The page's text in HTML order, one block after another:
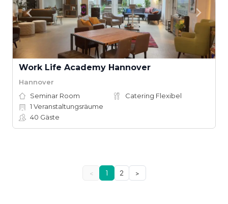
Work Life Academy Hannover
Hannover
Seminar Room
Catering Flexibel
1 Veranstaltungsräume
40 Gäste
< 1 2 >